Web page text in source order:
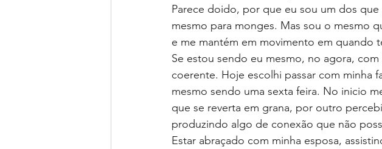
Parece doido, por que eu sou um dos
mesmo para monges. Mas sou o mesmo
e me mantém em movimento em quando
Se estou sendo eu mesmo, no agora,
coerente. Hoje escolhi passar com minha
mesmo sendo uma sexta feira. No inicio
que se reverta em grana, por outro
produzindo algo de conexão que não
Estar abraçado com minha esposa,